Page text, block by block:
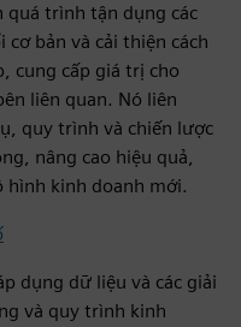
trình tận dụng các
bản và cải thiện cách
cung cấp giá trị cho
liên quan. Nó liên
quy trình và chiến lược
nâng cao hiệu quả,
hình kinh doanh mới.
dụng dữ liệu và các giải
và quy trình kinh